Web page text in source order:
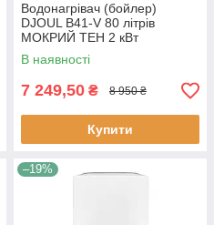
Водонагрівач (бойлер)
DJOUL B41-V 80 літрів
МОКРИЙ ТЕН 2 кВт
В наявності
7 249,50 ₴ 8 950 ₴
Купити
–19%